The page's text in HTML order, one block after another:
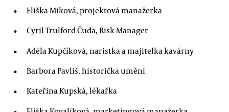
Eliška Miková, projektová manažerka
Cyril Trulford Čuda, Risk Manager
Adéla Kupčíková, naristka a majitelka kavárny
Barbora Pavliš, historička umění
Kateřina Kupská, lékařka